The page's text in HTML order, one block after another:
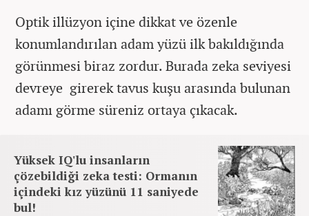
Optik illüzyon içine dikkat ve özenle
konumlandırılan adam yüzü ilk bakıldığında
görünmesi biraz zordur. Burada zeka seviyesi
devreye girerek tavus kuşu arasında bulunan
adamı görme süreniz ortaya çıkacak.
Yüksek IQ'lu insanların
çözebildiği zeka testi: Ormanın
içindeki kız yüzünü 11 saniyede
bul!